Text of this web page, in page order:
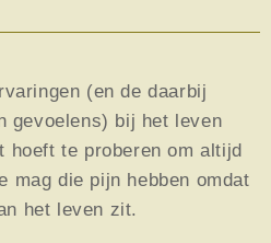
(en de daarbij
gevoelens) bij het leven
hoeft te proberen om altijd
mag die pijn hebben omdat
het leven zit.